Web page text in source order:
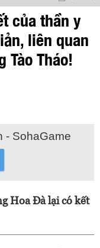
của thần y
liên quan
Tháo!
- SohaGame
Hoa Đà lại có kết